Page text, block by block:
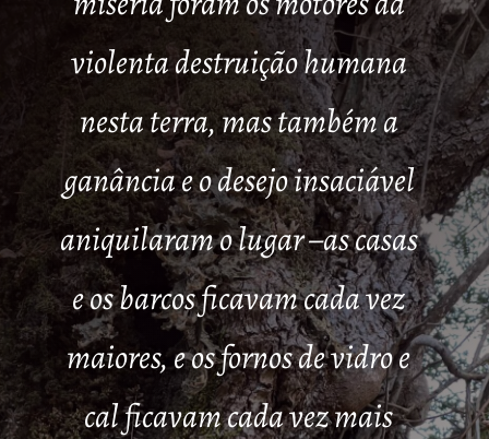
violenta destruição humana
nesta terra, mas também a
ganância e o desejo insaciável
aniquilaram o lugar –as casas
e os barcos ficavam cada vez
maiores, e os fornos de vidro e
cal ficavam cada vez mais